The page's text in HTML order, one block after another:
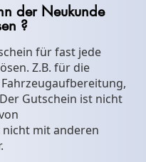
der Neukunde
?
für fast jede
Z.B. für die
Gutschein ist nicht
mit anderen